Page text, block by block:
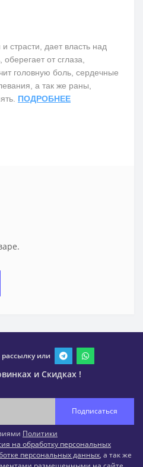
дает власть над
от сглаза,
головную боль, сердечные
а так же раны,
ПОДРОБНЕЕ
или
и Скидках !
Подписаться
Политики
на обработку персональных
персональных данных, а так же